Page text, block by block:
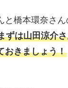
と橋本環奈さ
ずは山田涼介
おきましょう！